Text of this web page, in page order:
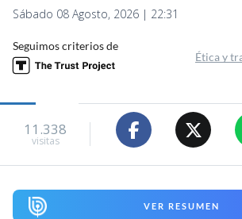
Sábado 08 Agosto, 2026 | 22:31
Seguimos criterios de
Ética y
11.338
visitas
VER RESUMEN